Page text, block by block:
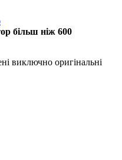
більш ніж 600
виключно оригінальні